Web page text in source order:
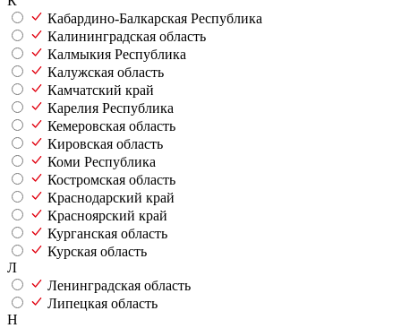
Кабардино-Балкарская Республика
Калининградская область
Калмыкия Республика
Калужская область
Камчатский край
Карелия Республика
Кемеровская область
Кировская область
Коми Республика
Костромская область
Краснодарский край
Красноярский край
Курганская область
Курская область
Л
Ленинградская область
Липецкая область
Н